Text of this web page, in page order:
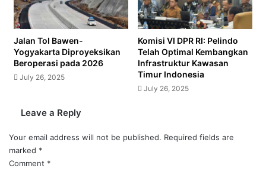
Jalan Tol Bawen-
Yogyakarta Diproyeksikan
Beroperasi pada 2026
July 26, 2025
Komisi VI DPR RI: Pelindo
Telah Optimal Kembangkan
Infrastruktur Kawasan
Timur Indonesia
July 26, 2025
Leave a Reply
Your email address will not be published. Required fields are
marked *
Comment *